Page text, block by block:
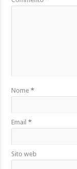
Nome*
Email*
Sito web